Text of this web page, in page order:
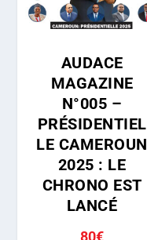
AUDACE
MAGAZINE
N°005 –
PRÉSIDENTIEL
LE CAMEROUN
2025 : LE
CHRONO EST
LANCÉ
80€